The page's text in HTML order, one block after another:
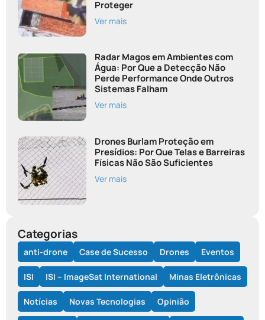
Proteger
Ver mais
Radar Magos em Ambientes com
Água: Por Que a Detecção Não
Perde Performance Onde Outros
Sistemas Falham
Ver mais
Drones Burlam Proteção em
Presídios: Por Que Telas e Barreiras
Físicas Não São Suficientes
Ver mais
Categorias
anti-drone Case de Sucesso Drones Eventos
ISI ISI – ImageSat International Minas Eletrônicas
Notícias Novas Tecnologias Opinião